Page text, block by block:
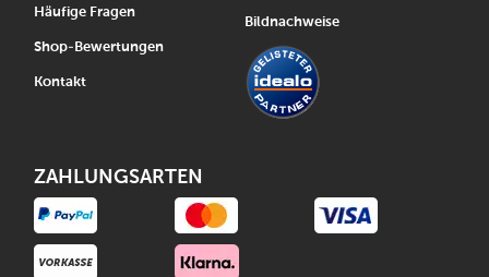
Häufige Fragen
Shop-Bewertungen
Kontakt
Bildnachweise
ZAHLUNGSARTEN